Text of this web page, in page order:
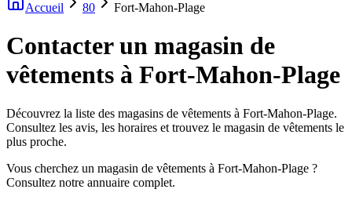
Accueil 80 Fort-Mahon-Plage
Contacter un magasin de
vêtements à Fort-Mahon-Plage
Découvrez la liste des magasins de vêtements à Fort-Mahon-Plage.
Consultez les avis, les horaires et trouvez le magasin de vêtements le
plus proche.
Vous cherchez un magasin de vêtements à Fort-Mahon-Plage ?
Consultez notre annuaire complet.